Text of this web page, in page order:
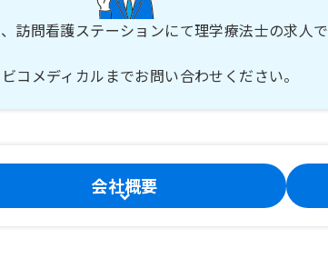
訪問看護ステーションにて理学療法士の求人
コメディカルまでお問い合わせください。
会社概要